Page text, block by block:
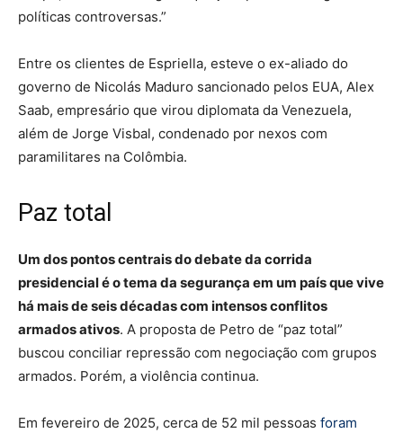
políticas controversas.”
Entre os clientes de Espriella, esteve o ex-aliado do
governo de Nicolás Maduro sancionado pelos EUA, Alex
Saab, empresário que virou diplomata da Venezuela,
além de Jorge Visbal, condenado por nexos com
paramilitares na Colômbia.
Paz total
Um dos pontos centrais do debate da corrida
presidencial é o tema da segurança em um país que vive
há mais de seis décadas com intensos conflitos
armados ativos. A proposta de Petro de “paz total”
buscou conciliar repressão com negociação com grupos
armados. Porém, a violência continua.
Em fevereiro de 2025, cerca de 52 mil pessoas foram